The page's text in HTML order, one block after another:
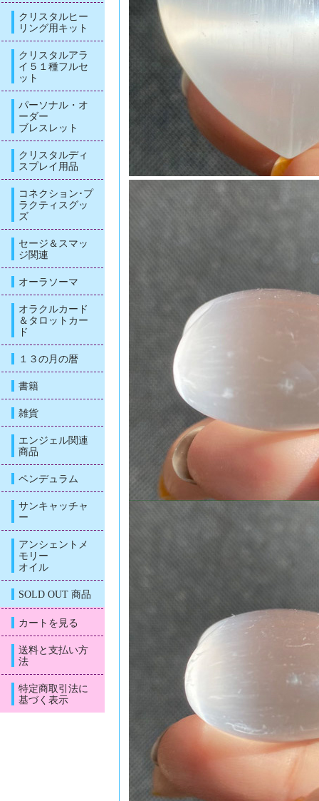
クリスタルヒー
リング用キット
クリスタルアラ
イ５１種フルセ
ット
パーソナル・オ
ーダー
ブレスレット
クリスタルディ
スプレイ用品
コネクション･プ
ラクティスグッ
ズ
セージ＆スマッ
ジ関連
オーラソーマ
オラクルカード
＆タロットカー
ド
１３の月の暦
書籍
雑貨
エンジェル関連
商品
ペンデュラム
サンキャッチャ
ー
アンシェントメ
モリー
オイル
SOLD OUT 商品
カートを見る
送料と支払い方
法
特定商取引法に
基づく表示